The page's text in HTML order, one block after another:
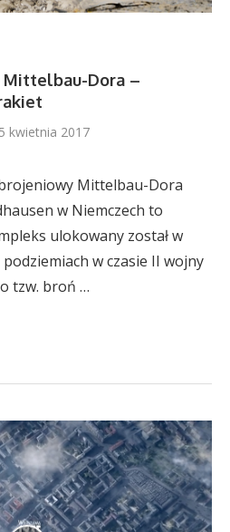
Mittelbau-Dora –
kwietnia 2017
Mittelbau-Dora
w Niemczech to
ulokowany został w
w czasie II wojny
tzw. broń …